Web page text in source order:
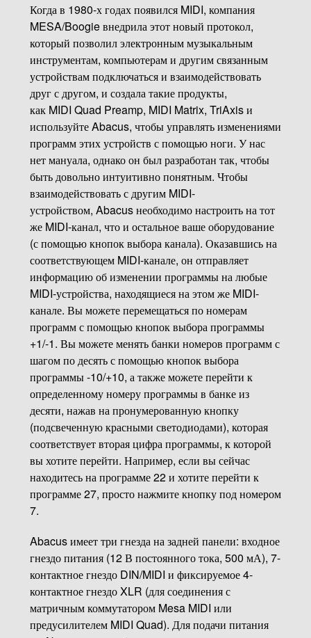
Когда в 1980-х годах появился MIDI, компания
MESA/Boogie внедрила этот новый протокол,
который позволил электронным музыкальным
инструментам, компьютерам и другим связанным
устройствам подключаться и взаимодействовать
друг с другом, и создала такие продукты,
как MIDI Quad Preamp, MIDI Matrix, TriAxis и
используйте Abacus, чтобы управлять изменениями
программ этих устройств с помощью ноги. У нас
нет мануала, однако он был разработан так, чтобы
быть довольно интуитивно понятным. Чтобы
взаимодействовать с другим MIDI-
устройством, Abacus необходимо настроить на тот
же MIDI-канал, что и остальное ваше оборудование
(с помощью кнопок выбора канала). Оказавшись на
соответствующем MIDI-канале, он отправляет
информацию об изменении программы на любые
MIDI-устройства, находящиеся на этом же MIDI-
канале. Вы можете перемещаться по номерам
программ с помощью кнопок выбора программы
+1/-1. Вы можете менять банки номеров программ с
шагом по десять с помощью кнопок выбора
программы -10/+10, а также можете перейти к
определенному номеру программы в банке из
десяти, нажав на пронумерованную кнопку
(подсвеченную красными светодиодами), которая
соответствует вторая цифра программы, к которой
вы хотите перейти. Например, если вы сейчас
находитесь на программе 22 и хотите перейти к
программе 27, просто нажмите кнопку под номером
7.
Abacus имеет три гнезда на задней панели: входное
гнездо питания (12 В постоянного тока, 500 мА), 7-
контактное гнездо DIN/MIDI и фиксируемое 4-
контактное гнездо XLR (для соединения с
матричным коммутатором Mesa MIDI или
предусилителем MIDI Quad). Для подачи питания